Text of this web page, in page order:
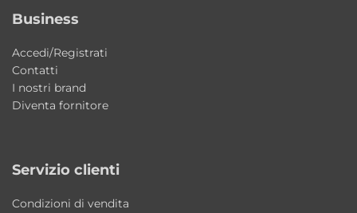
Materiale: ceramica
Installazione: da appoggio o sospesa
Dimensioni: 48×48×h16 cm
Piani d’appoggio: disponibili in varie finiture
Stile: moderno contemporaneo
Business
Accedi/Registrati
Contatti
I nostri brand
Diventa fornitore
Servizio clienti
Condizioni di vendita